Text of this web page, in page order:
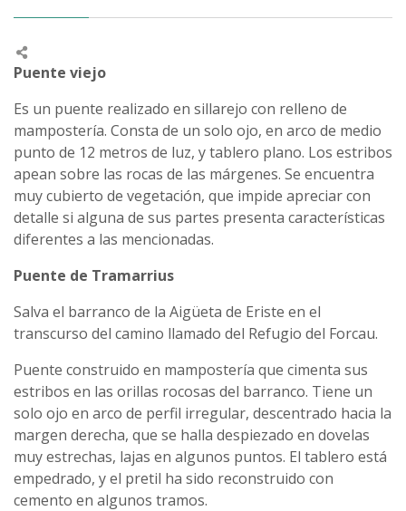
Puente viejo
Es un puente realizado en sillarejo con relleno de
mampostería. Consta de un solo ojo, en arco de medio
punto de 12 metros de luz, y tablero plano. Los estribos
apean sobre las rocas de las márgenes. Se encuentra
muy cubierto de vegetación, que impide apreciar con
detalle si alguna de sus partes presenta características
diferentes a las mencionadas.
Puente de Tramarrius
Salva el barranco de la Aigüeta de Eriste en el
transcurso del camino llamado del Refugio del Forcau.
Puente construido en mampostería que cimenta sus
estribos en las orillas rocosas del barranco. Tiene un
solo ojo en arco de perfil irregular, descentrado hacia la
margen derecha, que se halla despiezado en dovelas
muy estrechas, lajas en algunos puntos. El tablero está
empedrado, y el pretil ha sido reconstruido con
cemento en algunos tramos.